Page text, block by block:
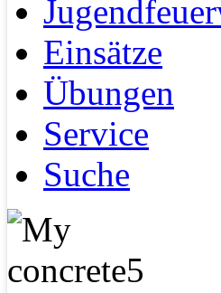
Einsätze
Übungen
Service
Suche